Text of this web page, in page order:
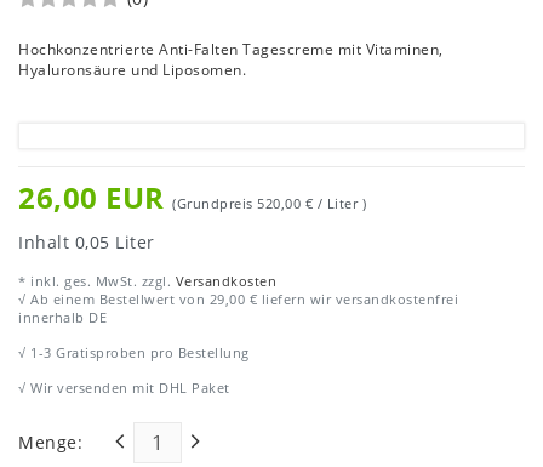
Hochkonzentrierte Anti-Falten Tagescreme mit Vitaminen,
Hyaluronsäure und Liposomen.
26,00 EUR (Grundpreis 520,00 € / Liter )
Inhalt 0,05 Liter
* inkl. ges. MwSt. zzgl. Versandkosten
√ Ab einem Bestellwert von 29,00 € liefern wir versandkostenfrei
innerhalb DE
√ 1-3 Gratisproben pro Bestellung
√ Wir versenden mit DHL Paket
Menge: